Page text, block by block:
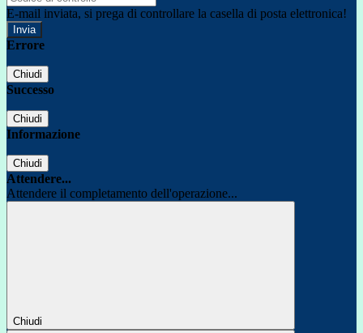
E-mail inviata, si prega di controllare la casella di posta elettronica!
Errore
Chiudi
Successo
Chiudi
Informazione
Chiudi
Attendere...
Attendere il completamento dell'operazione...
Chiudi